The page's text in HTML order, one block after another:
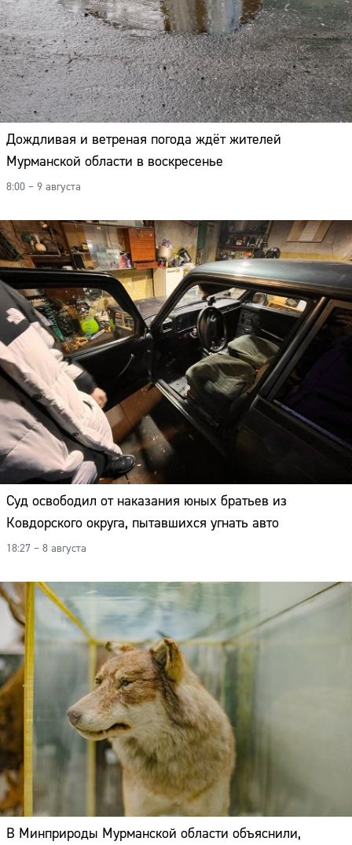
Дождливая и ветреная погода ждёт жителей
Мурманской области в воскресенье
8:00 – 9 августа
Суд освободил от наказания юных братьев из
Ковдорского округа, пытавшихся угнать авто
18:27 – 8 августа
В Минприроды Мурманской области объяснили,